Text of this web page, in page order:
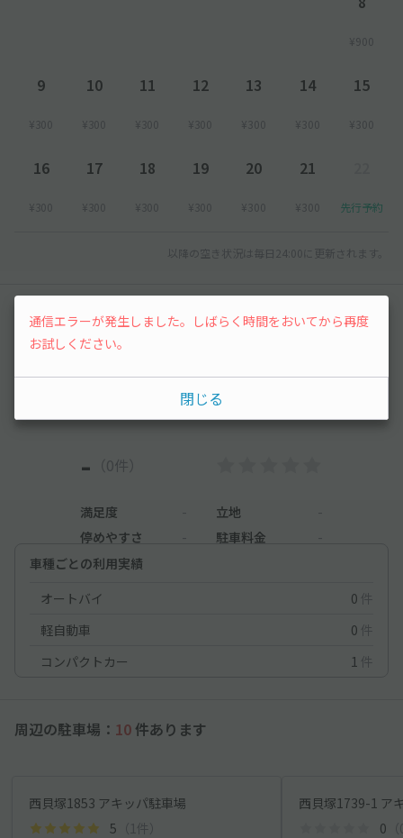
¥900
9
¥300
10
¥300
11
¥300
12
¥300
13
¥300
14
¥300
15
¥300
16
¥300
17
¥300
18
¥300
19
¥300
20
¥300
21
¥300 先行予約
以降の空き状況は毎日24:00に更新されます。
レビュー
ために、利用後にレビューを投稿してみましょ
- （0件）
満足度 立地
停めやすさ
駐車料金
車種ごとの利用実績
オートバイ
0 件
軽自動車
0 件
コンパクトカー
1 件
周辺の駐車場： 10 件あります
西貝塚1853 アキッパ駐車場
5 （1件）
西貝塚1739-1 ア
0
通信エラーが発生しました。しばらく時間をおいてから再度
お試しください。
閉じる